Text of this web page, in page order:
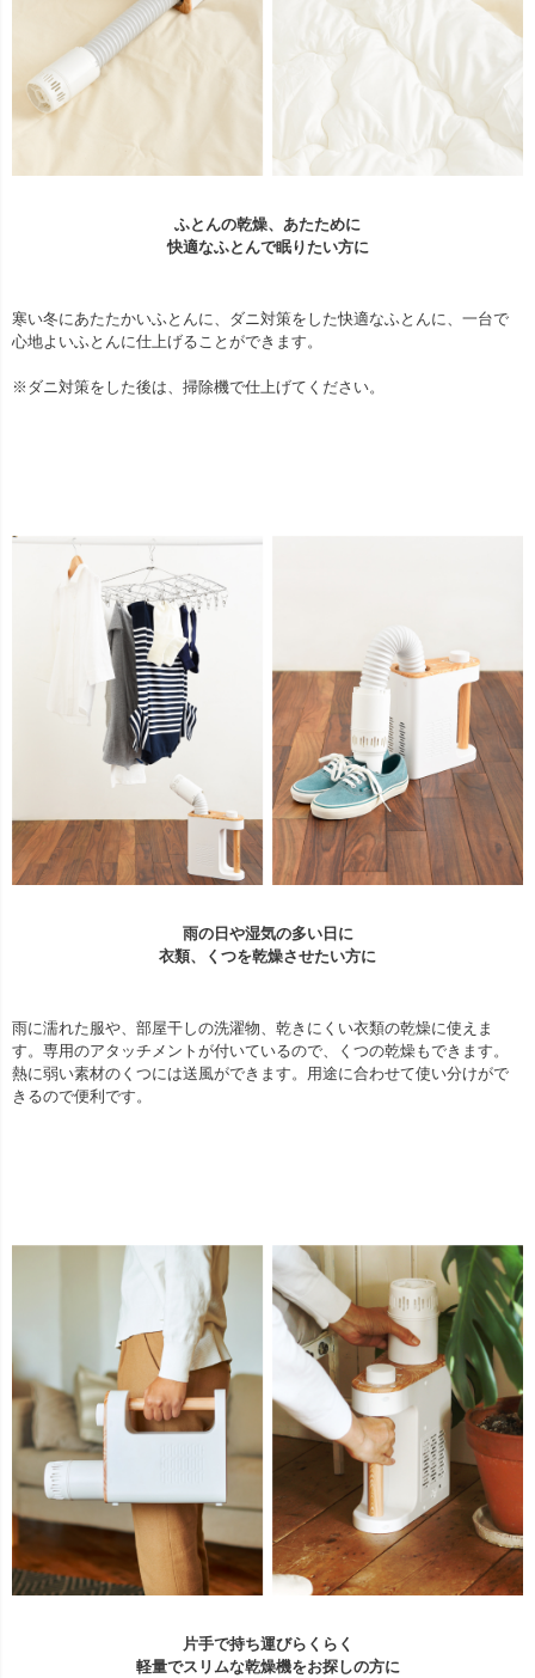
ふとんの乾燥、あたために
快適なふとんで眠りたい方に
寒い冬にあたたかいふとんに、ダニ対策をした快適なふとんに、一台で
心地よいふとんに仕上げることができます。
※ダニ対策をした後は、掃除機で仕上げてください。
雨の日や湿気の多い日に
衣類、くつを乾燥させたい方に
雨に濡れた服や、部屋干しの洗濯物、乾きにくい衣類の乾燥に使えま
す。専用のアタッチメントが付いているので、くつの乾燥もできます。
熱に弱い素材のくつには送風ができます。用途に合わせて使い分けがで
きるので便利です。
片手で持ち運びらくらく
軽量でスリムな乾燥機をお探しの方に